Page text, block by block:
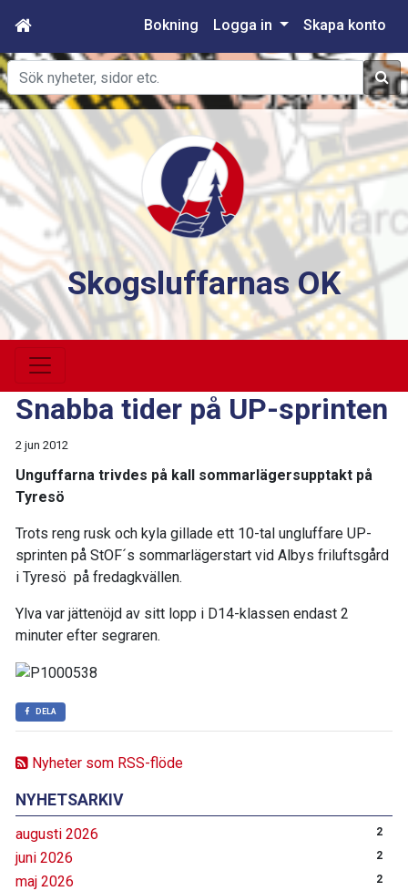
Bokning Logga in Skapa konto
Sök
Skogsluffarnas OK
Nyheter som RSS-flöde
NYHETSARKIV
augusti 2026 2
juni 2026 2
maj 2026 2
Snabba tider på UP-sprinten
2 jun 2012
Unguffarna trivdes på kall sommarlägersupptakt på
Tyresö
Trots reng rusk och kyla gillade ett 10-tal ungluffare UP-
sprinten på StOF´s sommarlägerstart vid Albys friluftsgård
i Tyresö på fredagkvällen.
Ylva var jättenöjd av sitt lopp i D14-klassen endast 2
minuter efter segraren.
DELA